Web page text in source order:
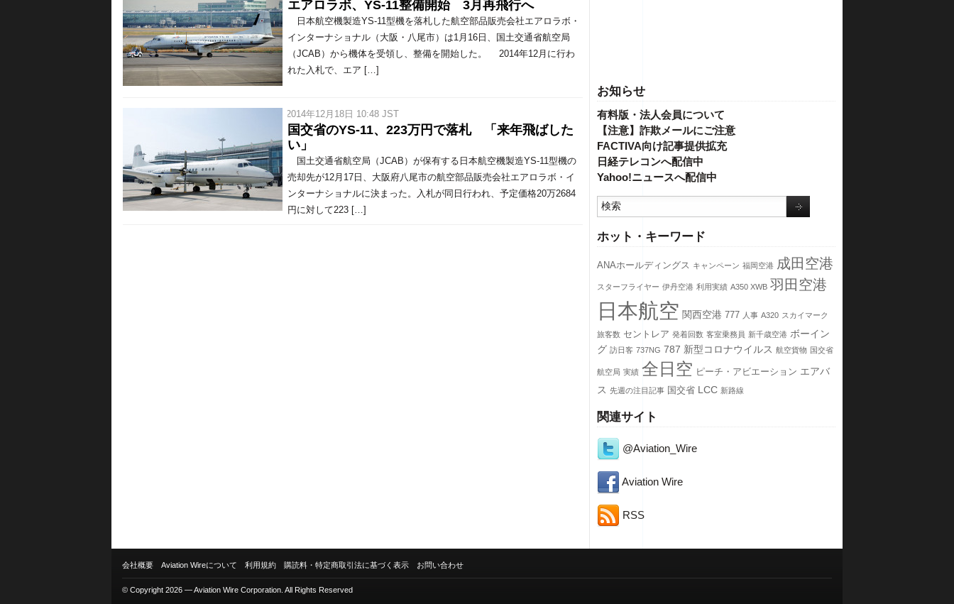
お知らせ
有料版・法人会員について
【注意】詐欺メールにご注意
FACTIVA向け記事提供拡充
日経テレコンへ配信中
Yahoo!ニュースへ配信中
ホット・キーワード
ANAホールディングス キャンペーン 福岡空港 成田空港
スターフライヤー 伊丹空港 利用実績 A350 XWB 羽田空港
日本航空 関西空港 777 人事 A320 スカイマーク
旅客数 セントレア 発着回数 客室乗務員 新千歳空港 ボーイン
グ 訪日客 737NG 787 新型コロナウイルス 航空貨物 国交省
航空局 実績 全日空 ピーチ・アビエーション エアバ
ス 先週の注目記事 国交省 LCC 新路線
関連サイト
@Aviation_Wire
Aviation Wire
RSS
エアロラボ、YS-11整備開始 3月再飛行へ
日本航空機製造YS-11型機を落札した航空部品販売会社エアロラボ・
インターナショナル（大阪・八尾市）は1月16日、国土交通省航空局
（JCAB）から機体を受領し、整備を開始した。 2014年12月に行わ
れた入札で、エア […]
/ 2014年12月18日 10:48 JST
国交省のYS-11、223万円で落札 「来年飛ばした
い」
国土交通省航空局（JCAB）が保有する日本航空機製造YS-11型機の
売却先が12月17日、大阪府八尾市の航空部品販売会社エアロラボ・イ
ンターナショナルに決まった。入札が同日行われ、予定価格20万2684
円に対して223 […]
会社概要 Aviation Wireについて 利用規約 購読料・特定商取引法に基づく表示 お問い合わせ
© Copyright 2026 — Aviation Wire Corporation. All Rights Reserved